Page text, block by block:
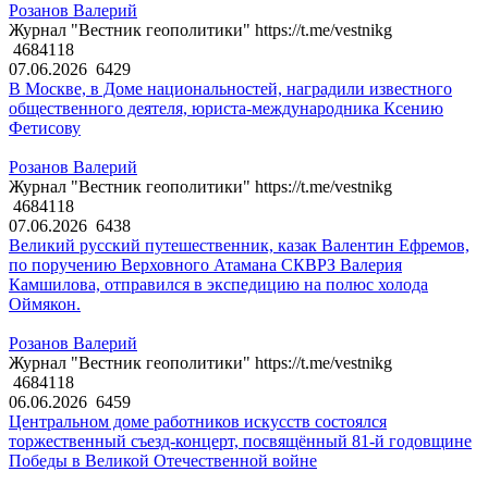
Розанов Валерий
Журнал "Вестник геополитики" https://t.me/vestnikg
4684118
07.06.2026 6429
В Москве, в Доме национальностей, наградили известного
общественного деятеля, юриста-международника Ксению
Фетисову
Розанов Валерий
Журнал "Вестник геополитики" https://t.me/vestnikg
4684118
07.06.2026 6438
Великий русский путешественник, казак Валентин Ефремов,
по поручению Верховного Атамана СКВРЗ Валерия
Камшилова, отправился в экспедицию на полюс холода
Оймякон.
Розанов Валерий
Журнал "Вестник геополитики" https://t.me/vestnikg
4684118
06.06.2026 6459
Центральном доме работников искусств состоялся
торжественный съезд-концерт, посвящённый 81-й годовщине
Победы в Великой Отечественной войне